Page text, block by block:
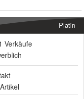
Platin
Verkäufe